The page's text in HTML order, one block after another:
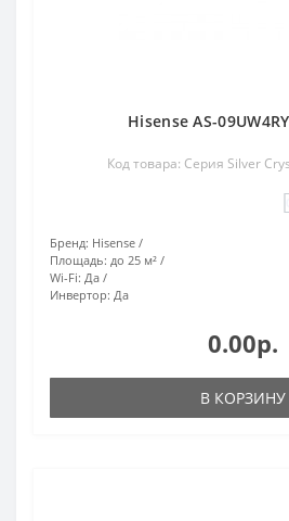
Hisense AS-
Код товара: Серия Silver
Бренд: Hisense
Площадь: до 25 м²
Wi-Fi: Да
Инвертор: Да
0.00р.
В КОРЗИНУ